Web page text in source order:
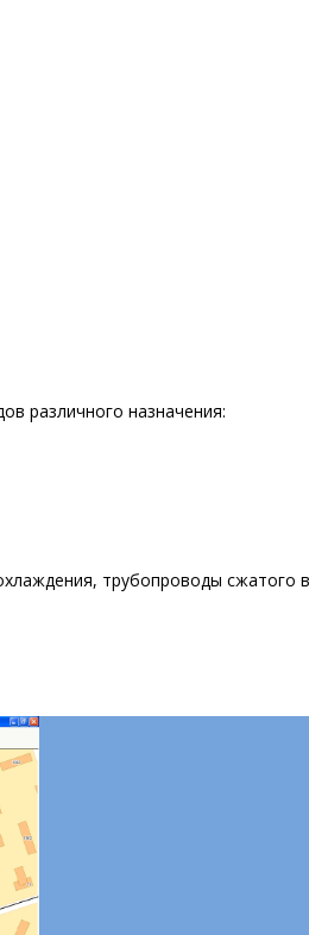
различного назначения:
трубопроводы сжатого